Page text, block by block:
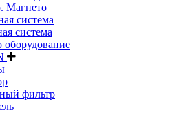
Магнето
система
система
оборудование
фильтр